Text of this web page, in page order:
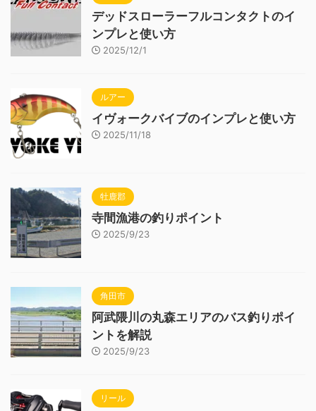
デッドスローラーフルコンタクトのイ
ンプレと使い方
2025/12/1
ルアー
イヴォークバイブのインプレと使い方
2025/11/18
牡鹿郡
寺間漁港の釣りポイント
2025/9/23
角田市
阿武隈川の丸森エリアのバス釣りポイ
ントを解説
2025/9/23
リール